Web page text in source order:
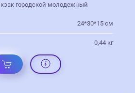
городской молодежный
24*30*15 см
0,44 кг